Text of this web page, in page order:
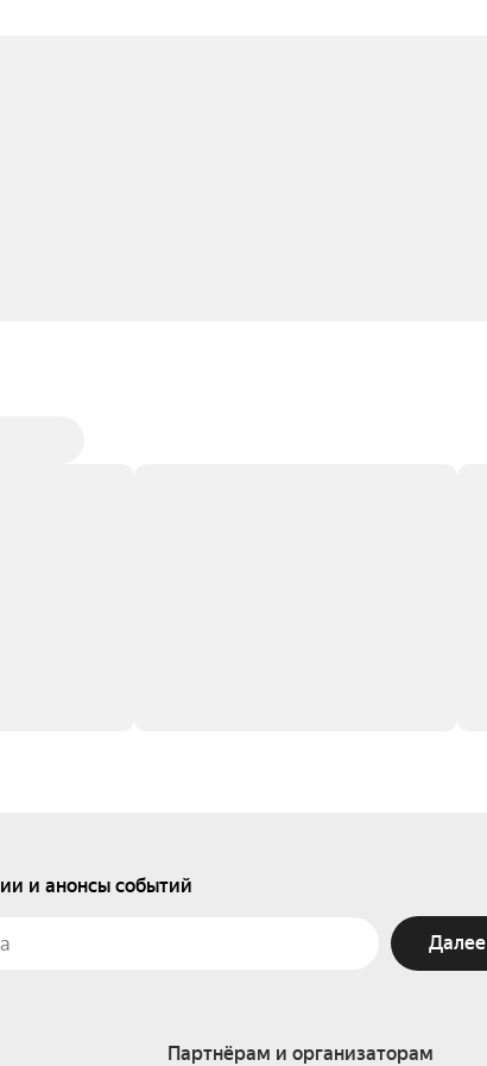
и анонсы событий
Далее
Партнёрам и организаторам